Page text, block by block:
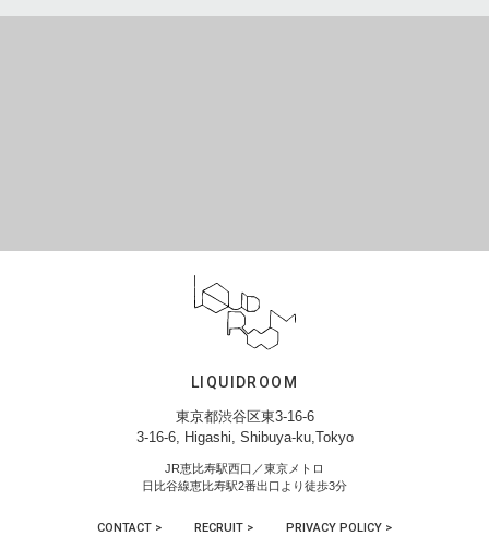
LIQUIDROOM
東京都渋谷区東3-16-6
3-16-6, Higashi, Shibuya-ku,Tokyo
JR恵比寿駅西口／東京メトロ
日比谷線恵比寿駅2番出口より徒歩3分
CONTACT > RECRUIT > PRIVACY POLICY >